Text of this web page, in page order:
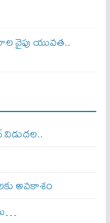
వైపు యువత..
అవకాశం